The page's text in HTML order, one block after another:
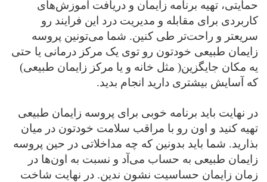
حمایتی، تهیه برنامه زایمان و دریافت آموزش‌های
کاربردی برای مقابله و مدیریت درد این فرایند رو
سریعتر و راحت‌تر طی کنین. شما می‌تونین پروسه
زایمان طبیعی خودتون رو توی یک مرکز درمانی یا حتی
یه مکان جایگزین( مثل خانه و یا مرکز زایمان طبیعی)
که آسایش بیشتری دارید انجام بدید.
در نهایت باید برنامه خوبی برای پروسه زایمان طبیعی
تهیه کنید و اون رو با مراقب سلامت خودتون در میان
بذارید. شما باید بدونین که چه مداخلاتی در حین پروسه
زایمان طبیعی به حساب می‌آد و نسبت به اون‌ها در
زمان زایمان حساسیت نشون ندین. در نهایت شاخت